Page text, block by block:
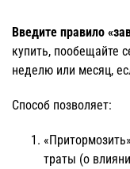
Введите правило
купить, пообещайте
неделю или месяц,
Способ позволяет:
траты (о